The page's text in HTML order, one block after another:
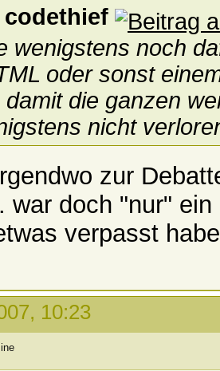
codethief
wenigstens noch
oder sonst
die ganzen
nicht
zur
war doch "nur"
verpasst
10:23